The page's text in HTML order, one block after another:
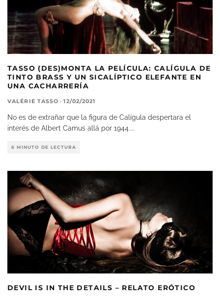
TASSO (DES)MONTA LA PELÍCULA: CALÍGULA DE
TINTO BRASS Y UN SICALÍPTICO ELEFANTE EN
UNA CACHARRERÍA
VALÉRIE TASSO · 12/02/2021
No es de extrañar que la figura de Calígula despertara el
interés de Albert Camus allá por 1944....
6 MINUTO DE LECTURA
DEVIL IS IN THE DETAILS – RELATO ERÓTICO